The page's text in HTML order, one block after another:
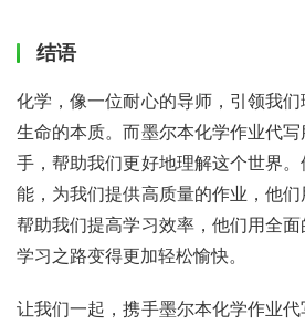
结语
化学，像一位耐心的导师，引领我
生命的本质。而墨尔本化学作业代
手，帮助我们更好地理解这个世界
能，为我们提供高质量的作业，他们
帮助我们提高学习效率，他们用全
学习之路变得更加轻松愉快。
让我们一起，携手墨尔本化学作业